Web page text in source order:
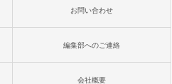
お問い合わせ
編集部へのご連絡
会社概要